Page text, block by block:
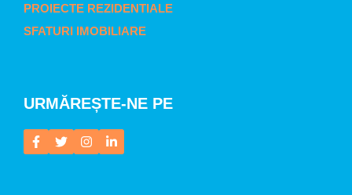
PROIECTE REZIDENTIALE
SFATURI IMOBILIARE
URMĂREȘTE-NE PE